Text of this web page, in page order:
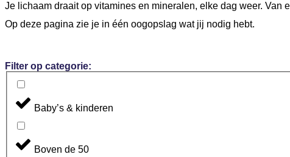
Je lichaam draait op vitamines en mineralen, elke dag weer.
Op deze pagina zie je in één oogopslag wat jij nodig hebt.
Filter op categorie:
Baby’s & kinderen
Boven de 50